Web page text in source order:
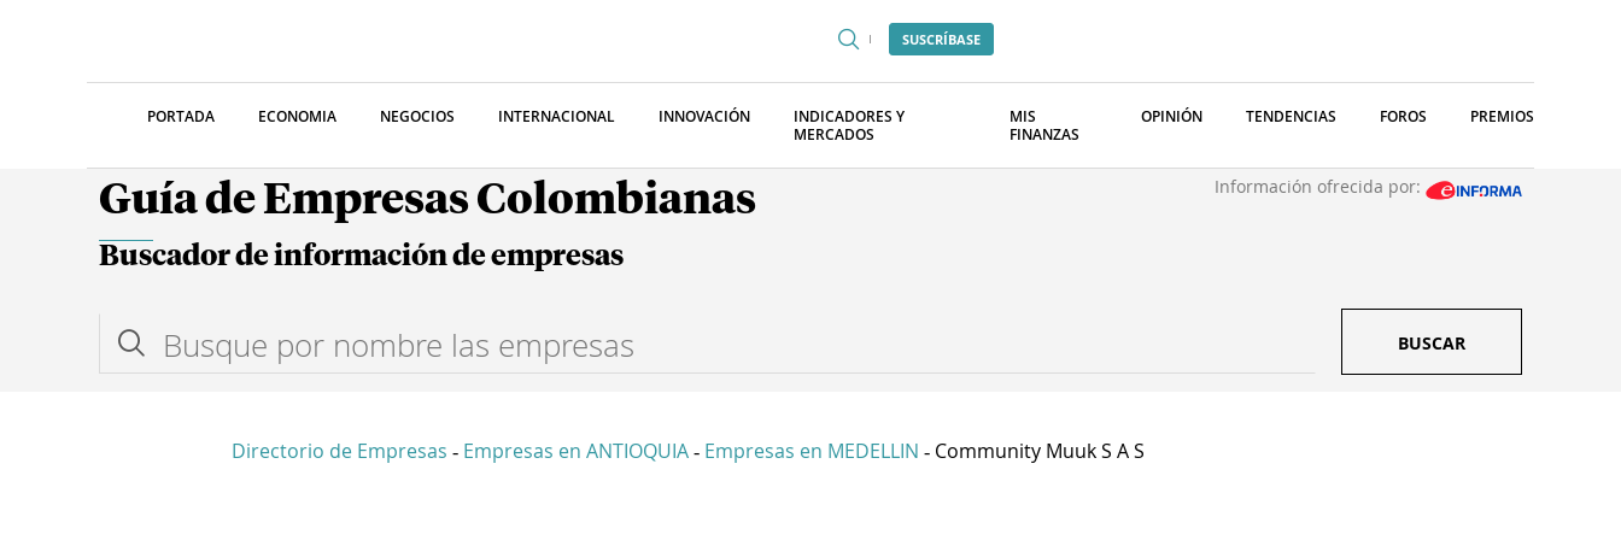
SUSCRÍBASE
PORTADA ECONOMIA NEGOCIOS INTERNACIONAL INNOVACIÓN
INDICADORES Y
MERCADOS
MIS
FINANZAS
OPINIÓN TENDENCIAS FOROS PREMIOS
Guía de Empresas Colombianas Información ofrecida por:
Buscador de información de empresas
BUSCAR
Directorio de Empresas - Empresas en ANTIOQUIA - Empresas en MEDELLIN - Community Muuk S A S